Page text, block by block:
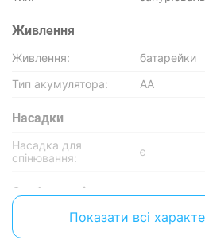
Живлення
Живлення:
батарейки
Тип акумулятора:
АА
Насадки
Насадка для
спінювання:
є
Особливості
Змінний вінчик: є
Показати всі